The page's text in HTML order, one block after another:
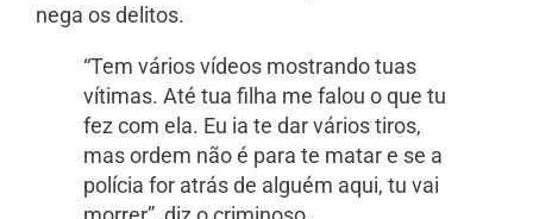
nega os delitos.
“Tem vários vídeos mostrando tuas
vítimas. Até tua filha me falou o que tu
fez com ela. Eu ia te dar vários tiros,
mas ordem não é para te matar e se a
polícia for atrás de alguém aqui, tu vai